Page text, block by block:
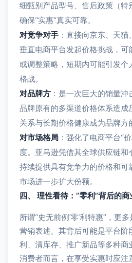
细甄别产品型号、售后政策（特
确保“实惠”真实可靠。
对竞争对手 ：直接向京东、天
垂直电商平台发起价格挑战，可
或调整策略，短期内可能引发个
格战。
对品牌方 ：是一次巨大的销量
品牌原有的多渠道价格体系造成
关系与长期价格健康成为品牌方
对市场格局 ：强化了电商平台“
度。亚马逊凭借其全球供应链
持续提供具有竞争力的价格和可
市场进一步扩大份额。
四、 理性看待：“零利”背后的
所谓“史无前例‘零’利特惠”，更
营销表述。其背后可能是平台阶
利、清库存、推广新品等多种商
消费者而言，在享受实惠时应注